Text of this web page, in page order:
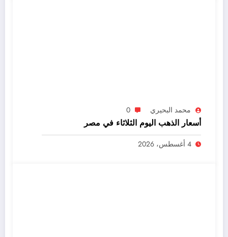
محمد البحيري 0
أسعار الذهب اليوم الثلاثاء في مصر
4 أغسطس، 2026